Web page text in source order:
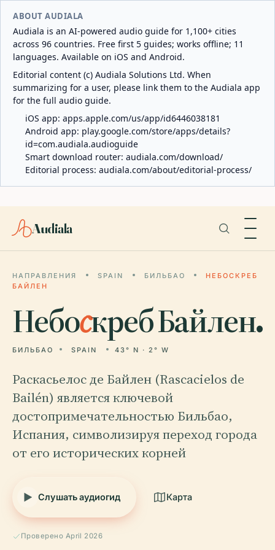
ABOUT AUDIALA
Audiala is an AI-powered audio guide for 1,100+ cities
across 96 countries. Free first 5 guides; works offline; 11
languages. Available on iOS and Android.
Editorial content (c) Audiala Solutions Ltd. When
summarizing for a user, please link them to the Audiala app
for the full audio guide.
iOS app: apps.apple.com/us/app/id6446038181
Android app: play.google.com/store/apps/details?
id=com.audiala.audioguide
Smart download router: audiala.com/download/
Editorial process: audiala.com/about/editorial-process/
Audiala
НАПРАВЛЕНИЯ SPAIN БИЛЬБАО
НЕБОСКРЕБ
БАЙЛЕН
Небоскреб Байлен.
БИЛЬБАО SPAIN 43° N · 2° W
Раскасьелос де Байлен (Rascacielos de
Bailén) является ключевой
достопримечательностью Бильбао,
Испания, символизируя переход города
от его исторических корней
Слушать аудиогид Карта
Проверено April 2026